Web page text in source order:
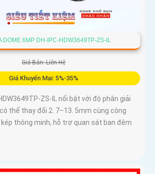
DOME 6MP DH-IPC-HDW3649TP-ZS-IL
Giá Bán: Liên Hệ
Giá Khuyến Mại: 5%-35%
ZS-IL nổi bật với độ phân giải
thể thay đổi 2. 7–13. 5mm cùng công
thông minh, hỗ trợ quan sát ban đêm